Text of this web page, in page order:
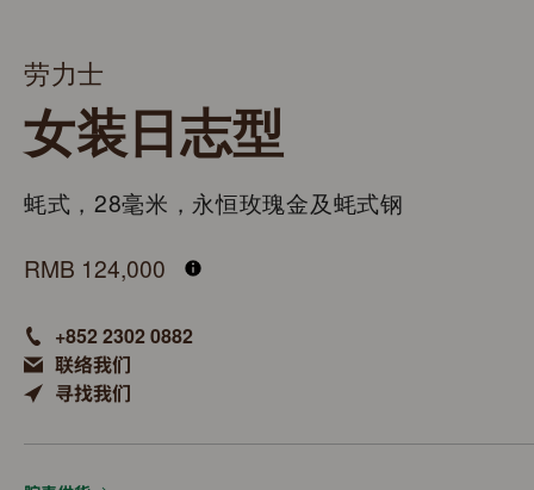
劳力士
女装日志型
蚝式，28毫米，永恒玫瑰金及蚝式钢
RMB 124,000
+852 2302 0882
联络我们
寻找我们